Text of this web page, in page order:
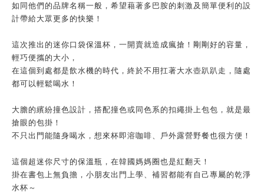
如同他們的品牌名稱一般，希望藉著多巴胺的刺激及簡單便利的設
計帶給大眾更多的快樂！
這次推出的迷你口袋保溫杯，一開賣就造成瘋搶！剛剛好的容量，
輕巧便攜的大小，
在這個到處都是飲水機的時代，終於不用扛著大水壺趴趴走，隨處
都可以輕鬆喝水！
大膽的繽紛撞色設計，搭配撞色或同色系的扣繩掛上包包，就是最
搶眼的包掛！
不只出門能隨身喝水，想來杯即溶咖啡、戶外露營野餐也很方便！
這個超迷你尺寸的保溫瓶，在韓國媽媽圈也是紅翻天！
掛在書包上無負擔，小朋友出門上學、補習都能有自己專屬的乾淨
水杯～